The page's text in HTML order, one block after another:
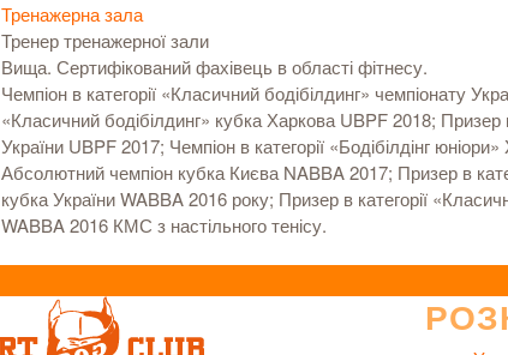
Тренажерна зала
Тренер тренажерної зали
Вища. Сертифікований фахівець в області фітнесу.
Чемпіон в категорії «Класичний бодібілдинг» чемпіонату
«Класичний бодібілдинг» кубка Харкова UBPF 2018; Призер
України UBPF 2017; Чемпіон в категорії «Бодібілдінг
Абсолютний чемпіон кубка Києва NABBA 2017; Призер в
кубка України WABBA 2016 року; Призер в категорії
WABBA 2016 КМС з настільного тенісу.